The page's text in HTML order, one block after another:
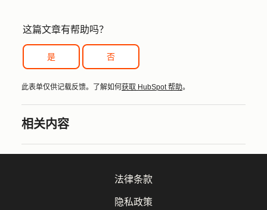
这篇文章有帮助吗？
是 否
此表单仅供记载反馈。了解如何 获取 HubSpot 帮助。
相关内容
法律条款
隐私政策